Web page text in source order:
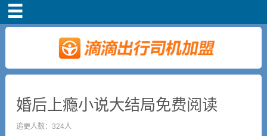
车主注册
补贴政策
婚后上瘾小说大结局免费阅读
追更人数：324人